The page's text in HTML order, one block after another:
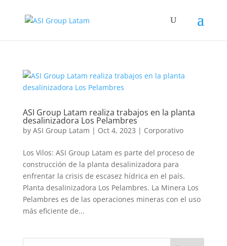
ASI Group Latam realiza trabajos en la planta
desalinizadora Los Pelambres
by ASI Group Latam | Oct 4, 2023 | Corporativo
Los Vilos: ASI Group Latam es parte del proceso de
construcción de la planta desalinizadora para
enfrentar la crisis de escasez hídrica en el país.
Planta desalinizadora Los Pelambres. La Minera Los
Pelambres es de las operaciones mineras con el uso
más eficiente de...